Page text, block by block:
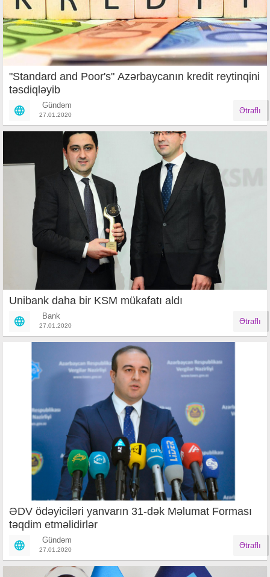
"Standard and Poor's" Azərbaycanın kredit reytinqini
təsdiqləyib
Gündəm
27.01.2020 Ətraflı
Unibank daha bir KSM mükafatı aldı
Bank
27.01.2020 Ətraflı
ƏDV ödəyiciləri yanvarın 31-dək Məlumat Forması
təqdim etməlidirlər
Gündəm
27.01.2020 Ətraflı